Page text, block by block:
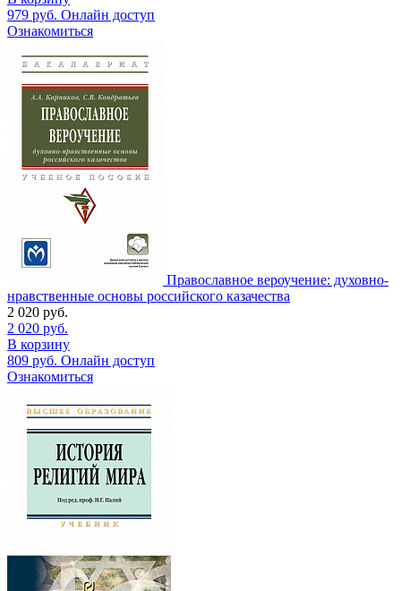
979 руб. Онлайн доступ
Ознакомиться
Православное вероучение: духовно-
нравственные основы российского казачества
2 020 руб.
2 020 руб.
В корзину
809 руб. Онлайн доступ
Ознакомиться